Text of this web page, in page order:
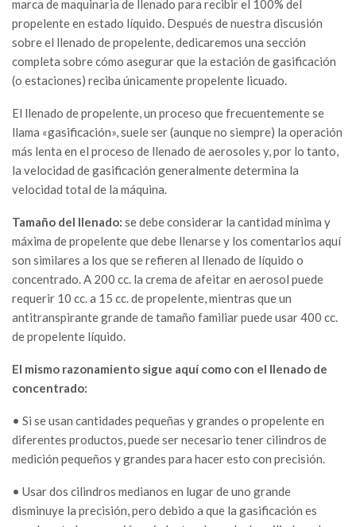
marca de maquinaria de llenado para recibir el 100% del
propelente en estado líquido. Después de nuestra discusión
sobre el llenado de propelente, dedicaremos una sección
completa sobre cómo asegurar que la estación de gasificación
(o estaciones) reciba únicamente propelente licuado.
El llenado de propelente, un proceso que frecuentemente se
llama «gasificación», suele ser (aunque no siempre) la operación
más lenta en el proceso de llenado de aerosoles y, por lo tanto,
la velocidad de gasificación generalmente determina la
velocidad total de la máquina.
Tamaño del llenado: se debe considerar la cantidad mínima y
máxima de propelente que debe llenarse y los comentarios aquí
son similares a los que se refieren al llenado de líquido o
concentrado. A 200 cc. la crema de afeitar en aerosol puede
requerir 10 cc. a 15 cc. de propelente, mientras que un
antitranspirante grande de tamaño familiar puede usar 400 cc.
de propelente líquido.
El mismo razonamiento sigue aquí como con el llenado de
concentrado:
• Si se usan cantidades pequeñas y grandes o propelente en
diferentes productos, puede ser necesario tener cilindros de
medición pequeños y grandes para hacer esto con precisión.
• Usar dos cilindros medianos en lugar de uno grande
disminuye la precisión, pero debido a que la gasificación es